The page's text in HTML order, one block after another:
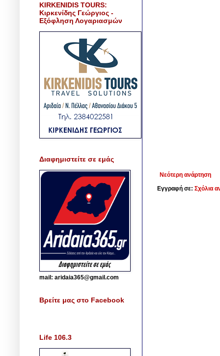
Νεότερη ανάρτηση
Εγγραφή σε: Σχόλια
KIRKENIDIS TOURS:
Κιρκενίδης Γεώργιος -
Εξόφληση Λογαριασμών
Διαφημιστείτε σε εμάς
mail: aridaia365@gmail.com
Βρείτε μας στο Facebook
Life 106.3